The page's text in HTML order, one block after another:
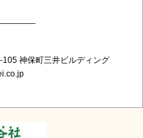
神保町三井ビルディング